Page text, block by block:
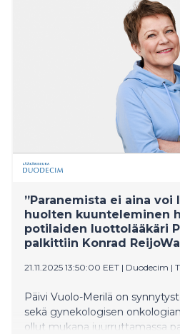
”Paranemista ei aina voi
huolten kuunteleminen
potilaiden luottolääkäri
palkittiin Konrad
21.11.2025 13:50:00 EET | Duodecim |
Päivi Vuolo-Merilä on
sekä gynekologisen
ollut mukana juurruttamassa